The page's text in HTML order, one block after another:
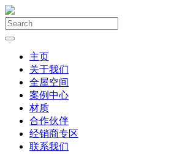
主页
关于我们
全屋空间
案例中心
材质
合作伙伴
经销商专区
联系我们